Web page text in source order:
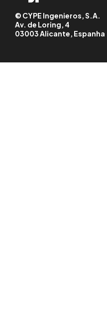
© CYPE Ingenieros, S.A.
Av. de Loring, 4
03003 Alicante, Espanha